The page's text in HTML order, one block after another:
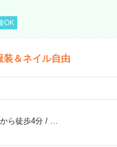
OK
装＆ネイル自由
ら徒歩4分/